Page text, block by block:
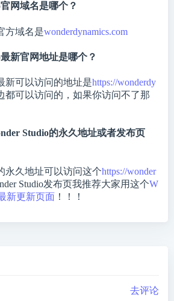
网域名是哪个？
方域名是wonderdynamics.com
新官网地址是哪个？
新可以访问的地址是https://wonderdy
都可以访问的，如果你访问不了那
Studio的永久地址或者发布页
永久地址可以访问这个https://wonder
Studio发布页我推荐大家用这个W
新更新页面 ！！！
去评论